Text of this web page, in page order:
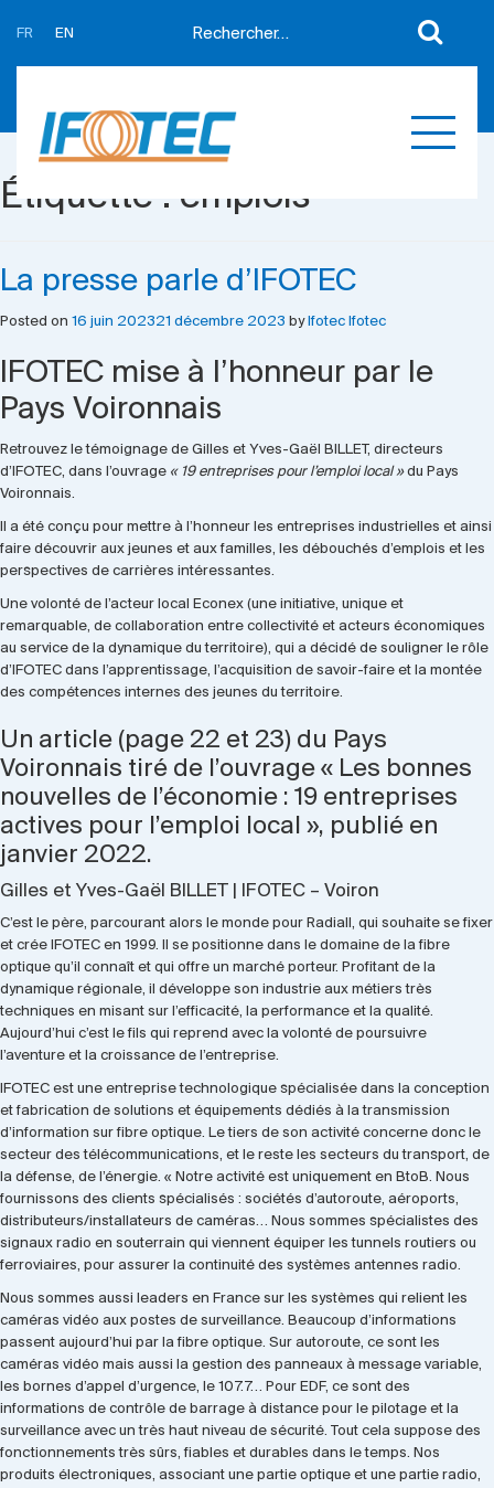
FR EN
Actualités
Support
Contact
Expertises
Produits
Étiquette : emplois
La presse parle d’IFOTEC
Posted on 16 juin 202321 décembre 2023 byIfotec Ifotec
IFOTEC mise à l’honneur par le
Pays Voironnais
Retrouvez le témoignage de Gilles et Yves-Gaël BILLET, directeurs
d’IFOTEC, dans l’ouvrage « 19 entreprises pour l’emploi local »du Pays
Voironnais.
Il a été conçu pour mettre à l’honneur les entreprises industrielles et ainsi
faire découvrir aux jeunes et aux familles, les débouchés d’emplois et les
perspectives de carrières intéressantes.
Une volonté de l’acteur local Econex (une initiative, unique et
remarquable, de collaboration entre collectivité et acteurs économiques
au service de la dynamique du territoire), qui a décidé de souligner le rôle
d’IFOTEC dans l’apprentissage, l’acquisition de savoir-faire et la montée
des compétences internes des jeunes du territoire.
Un article (page 22 et 23) du Pays
Voironnais tiré de l’ouvrage « Les bonnes
nouvelles de l’économie : 19 entreprises
actives pour l’emploi local », publié en
janvier 2022.
Gilles et Yves-Gaël BILLET | IFOTEC – Voiron
C’est le père, parcourant alors le monde pour Radiall, qui souhaite se fixer
et crée IFOTEC en 1999. Il se positionne dans le domaine de la fibre
optique qu’il connaît et qui offre un marché porteur. Profitant de la
dynamique régionale, il développe son industrie aux métiers très
techniques en misant sur l’efficacité, la performance et la qualité.
Aujourd’hui c’est le fils qui reprend avec la volonté de poursuivre
l’aventure et la croissance de l’entreprise.
IFOTEC est une entreprise technologique spécialisée dans la conception
et fabrication de solutions et équipements dédiés à la transmission
d’information sur fibre optique. Le tiers de son activité concerne donc le
secteur des télécommunications, et le reste les secteurs du transport, de
la défense, de l’énergie. « Notre activité est uniquement en BtoB. Nous
fournissons des clients spécialisés : sociétés d’autoroute, aéroports,
distributeurs/installateurs de caméras… Nous sommes spécialistes des
signaux radio en souterrain qui viennent équiper les tunnels routiers ou
ferroviaires, pour assurer la continuité des systèmes antennes radio.
Nous sommes aussi leaders en France sur les systèmes qui relient les
caméras vidéo aux postes de surveillance. Beaucoup d’informations
passent aujourd’hui par la fibre optique. Sur autoroute, ce sont les
caméras vidéo mais aussi la gestion des panneaux à message variable,
les bornes d’appel d’urgence, le 107.7… Pour EDF, ce sont des
informations de contrôle de barrage à distance pour le pilotage et la
surveillance avec un très haut niveau de sécurité. Tout cela suppose des
fonctionnements très sûrs, fiables et durables dans le temps. Nos
produits électroniques, associant une partie optique et une partie radio,